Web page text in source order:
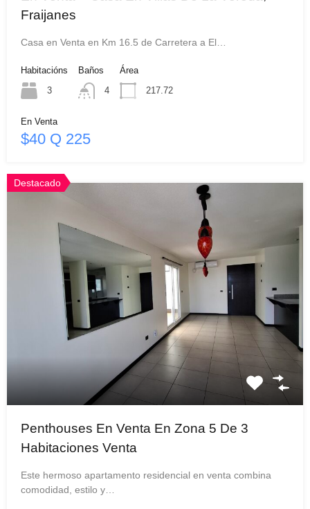
Fraijanes
Casa en Venta en Km 16.5 de Carretera a El…
Habitacións
3
Baños
4
Área
217.72
En Venta
$40 Q 225
Destacado
Penthouses En Venta En Zona 5 De 3
Habitaciones Venta
Este hermoso apartamento residencial en venta combina
comodidad, estilo y…